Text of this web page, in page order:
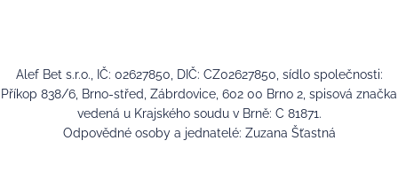
Alef Bet s.r.o., IČ: 02627850, DIČ: CZ02627850, sídlo společnosti:
Příkop 838/6, Brno-střed, Zábrdovice, 602 00 Brno 2, spisová značka
vedená u Krajského soudu v Brně: C 81871.
Odpovědné osoby a jednatelé: Zuzana Šťastná